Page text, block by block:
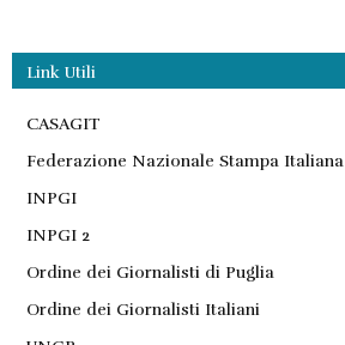
Link Utili
CASAGIT
Federazione Nazionale Stampa Italiana
INPGI
INPGI 2
Ordine dei Giornalisti di Puglia
Ordine dei Giornalisti Italiani